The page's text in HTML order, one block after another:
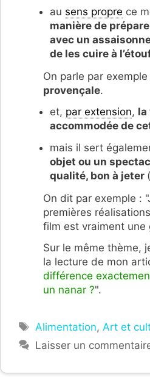
au sens propre ce
manière de
avec un
de les cuire à
On parle par exemple
provençale.
et, par extension, la
accommodée de
mais il sert
objet ou un
qualité, bon à jeter
On dit par exemple :
premières
film est vraiment une
Sur le même thème,
la lecture de mon
différence
un nanar ?".
Étiquettes
Alimentation, Art et
Laisser un